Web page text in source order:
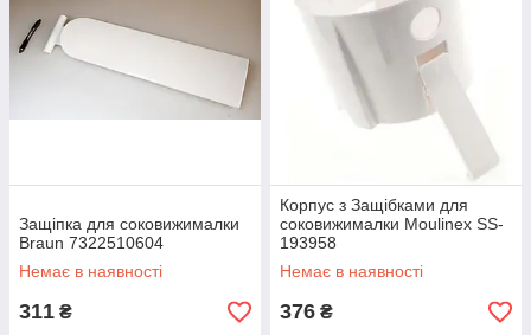
Защіпка для соковижималки
Braun 7322510604
Немає в наявності
311 ₴
Корпус з Защібками для
соковижималки Moulinex SS-
193958
Немає в наявності
376 ₴